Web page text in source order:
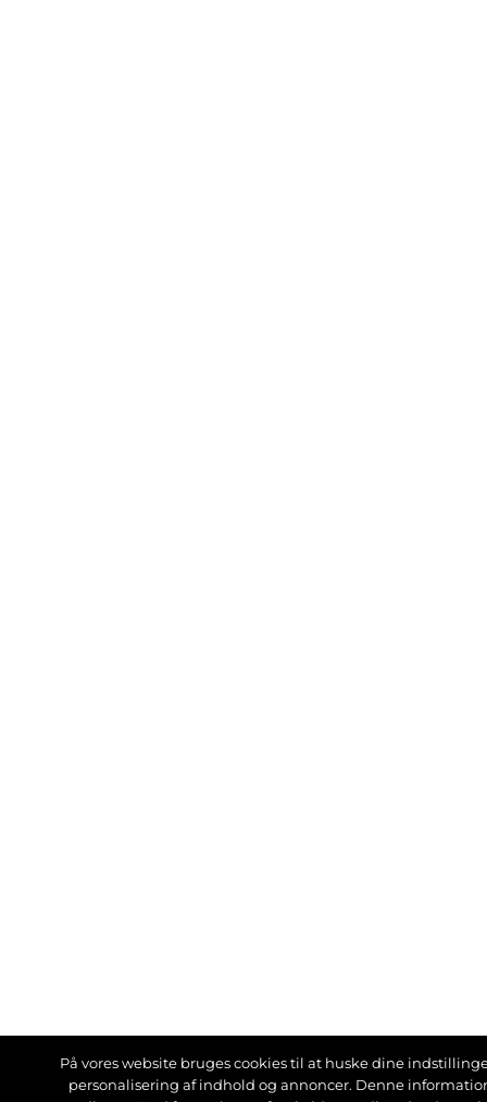
På vores website bruges cookies til at huske dine
personalisering af indhold og annoncer. Denne